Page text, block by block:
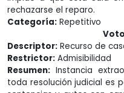
rechazarse el reparo.
Categoría: Repetitivo
Voto
Descriptor: Recurso de
Restrictor: Admisibilidad
Resumen: Instancia
toda resolución judicial es